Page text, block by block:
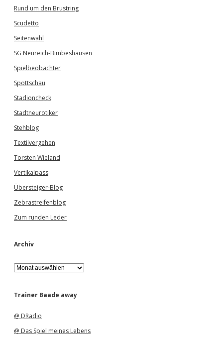
Rund um den Brustring
Scudetto
Seitenwahl
SG Neureich-Bimbeshausen
Spielbeobachter
Spottschau
Stadioncheck
Stadtneurotiker
Stehblog
Textilvergehen
Torsten Wieland
Vertikalpass
Übersteiger-Blog
Zebrastreifenblog
Zum runden Leder
Archiv
A
r
h
Trainer Baade away
@ DRadio
@ Das Spiel meines Lebens